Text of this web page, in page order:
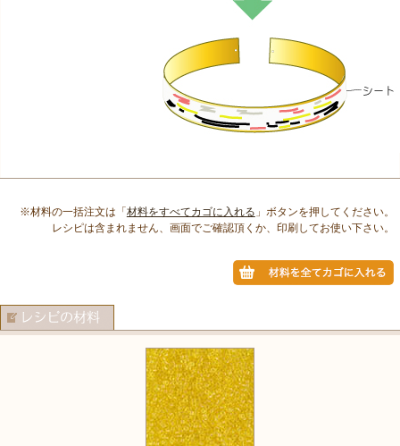
※材料の一括注文は「材料をすべてカゴに入れる 」ボタンを押してください。
レシピは含まれません、画面でご確認頂くか、印刷してお使い下さい。